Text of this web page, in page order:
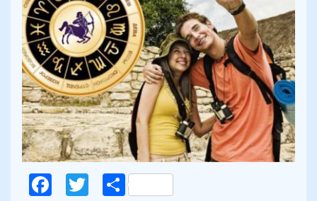
Facebook
Twitter
Поділитися